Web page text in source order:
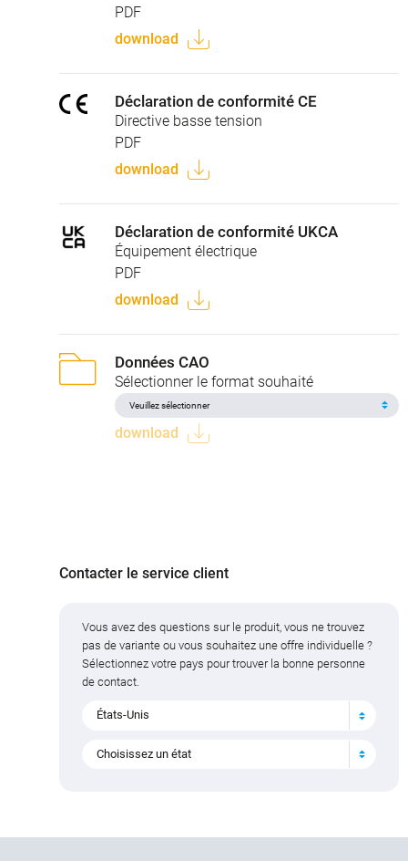
PDF
download
Déclaration de conformité CE
Directive basse tension
PDF
download
Déclaration de conformité UKCA
Équipement électrique
PDF
download
Données CAO
Sélectionner le format souhaité
download
Contacter le service client
Vous avez des questions sur le produit, vous ne trouvez
pas de variante ou vous souhaitez une offre individuelle ?
Sélectionnez votre pays pour trouver la bonne personne
de contact.
États-Unis
Choisissez un état